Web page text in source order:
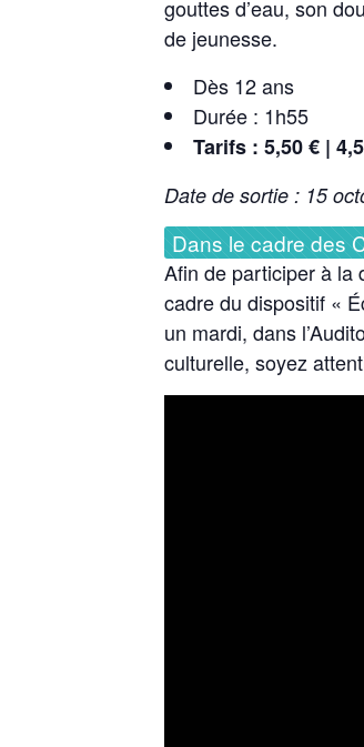
gouttes d’eau, son
de jeunesse.
Dès 12 ans
Durée : 1h55
Tarifs : 5,50 € |
Date de sortie : 15
Dans le cadre des
Afin de participer à la
cadre du dispositif «
un mardi, dans
culturelle, soyez